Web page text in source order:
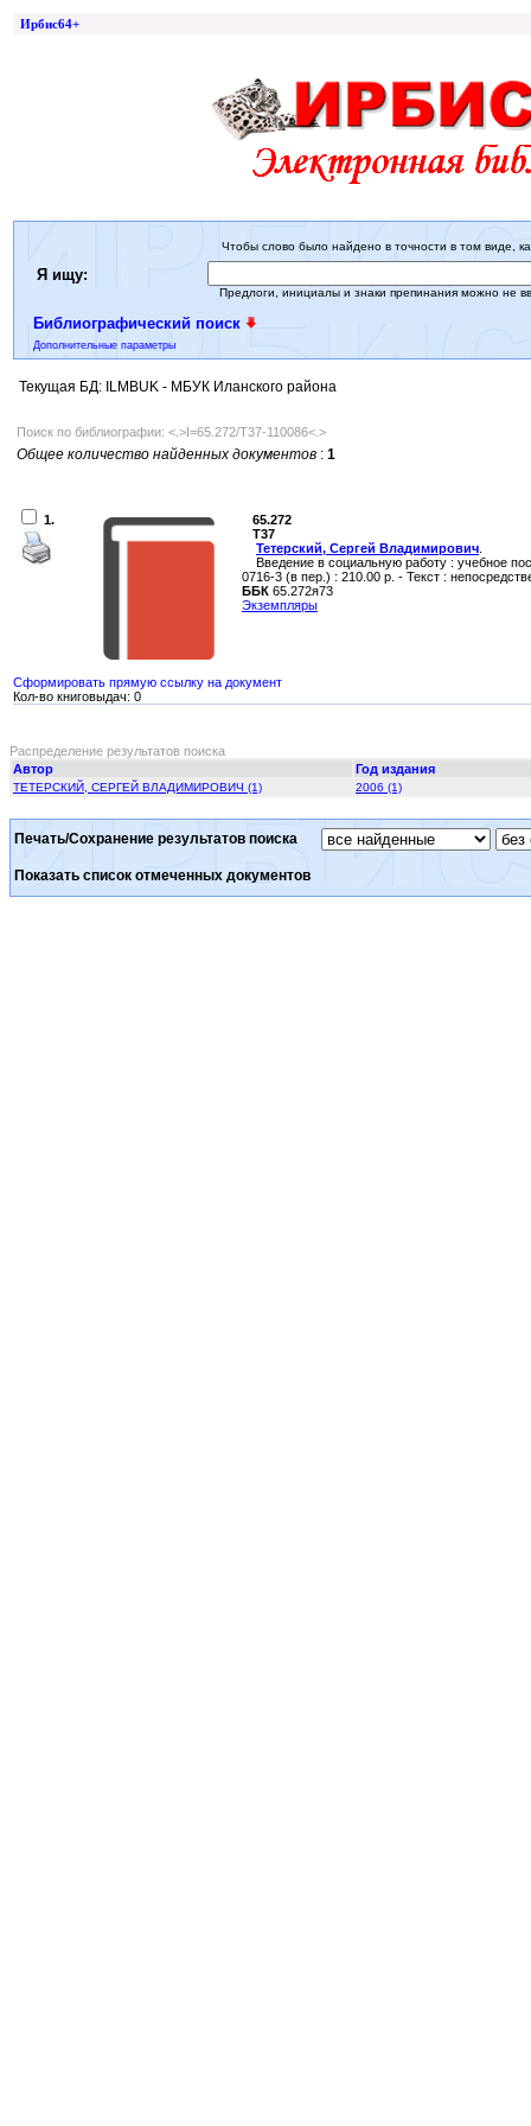
Ирбис64+
Я ищу:
Чтобы слово было найдено в точности в том виде,
Предлоги, инициалы и знаки препинания можно не
Библиографический поиск
Дополнительные параметры
Текущая БД: ILMBUK - МБУК Иланского района
Поиск по библиографии: <.>I=65.272/Т37-110086<.>
Общее количество найденных документов : 1
1.
65.272
Т37
Тетерский, Сергей Владимирович
Введение в социальную работу : учебное
0716-3 (в пер.) : 210.00 р. - Текст :
ББК 65.272я73
Экземпляры
Сформировать прямую ссылку на документ
Кол-во книговыдач: 0
Распределение результатов поиска
Автор
Год издания
ТЕТЕРСКИЙ, СЕРГЕЙ ВЛАДИМИРОВИЧ (1) 2006 (1)
Печать/Сохранение результатов поиска
Показать список отмеченных документов